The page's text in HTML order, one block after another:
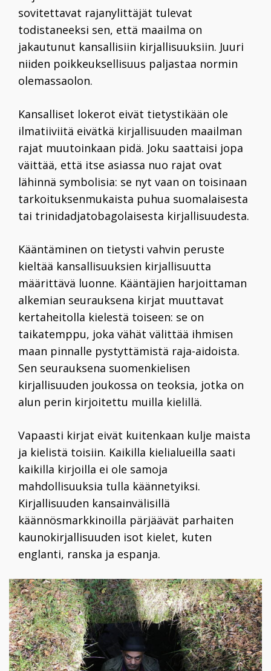
sovitettavat rajanylittäjät tulevat
todistaneeksi sen, että maailma on
jakautunut kansallisiin kirjallisuuksiin. Juuri
niiden poikkeuksellisuus paljastaa normin
olemassaolon.
Kansalliset lokerot eivät tietystikään ole
ilmatiiviitä eivätkä kirjallisuuden maailman
rajat muutoinkaan pidä. Joku saattaisi jopa
väittää, että itse asiassa nuo rajat ovat
lähinnä symbolisia: se nyt vaan on toisinaan
tarkoituksenmukaista puhua suomalaisesta
tai trinidadjatobagolaisesta kirjallisuudesta.
Kääntäminen on tietysti vahvin peruste
kieltää kansallisuuksien kirjallisuutta
määrittävä luonne. Kääntäjien harjoittaman
alkemian seurauksena kirjat muuttavat
kertaheitolla kielestä toiseen: se on
taikatemppu, joka vähät välittää ihmisen
maan pinnalle pystyttämistä raja-aidoista.
Sen seurauksena suomenkielisen
kirjallisuuden joukossa on teoksia, jotka on
alun perin kirjoitettu muilla kielillä.
Vapaasti kirjat eivät kuitenkaan kulje maista
ja kielistä toisiin. Kaikilla kielialueilla saati
kaikilla kirjoilla ei ole samoja
mahdollisuuksia tulla käännetyiksi.
Kirjallisuuden kansainvälisillä
käännösmarkkinoilla pärjäävät parhaiten
kaunokirjallisuuden isot kielet, kuten
englanti, ranska ja espanja.